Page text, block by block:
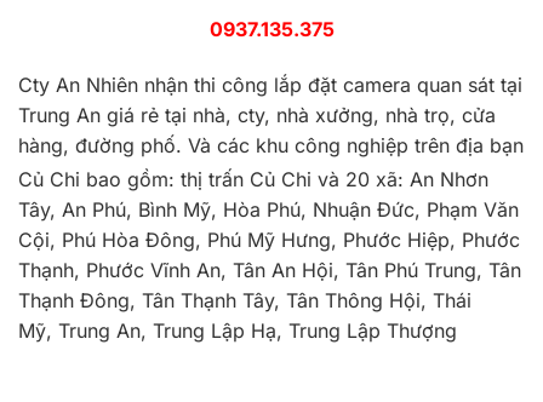
0937.135.375
Cty An Nhiên nhận thi công lắp đặt camera quan sát tại
Trung An giá rẻ tại nhà, cty, nhà xưởng, nhà trọ, cửa
hàng, đường phố. Và các khu công nghiệp trên địa bạn
Củ Chi bao gồm: thị trấn Củ Chi và 20 xã: An Nhơn
Tây, An Phú, Bình Mỹ, Hòa Phú, Nhuận Đức, Phạm Văn
Cội, Phú Hòa Đông, Phú Mỹ Hưng, Phước Hiệp, Phước
Thạnh, Phước Vĩnh An, Tân An Hội, Tân Phú Trung, Tân
Thạnh Đông, Tân Thạnh Tây, Tân Thông Hội, Thái
Mỹ, Trung An, Trung Lập Hạ, Trung Lập Thượng